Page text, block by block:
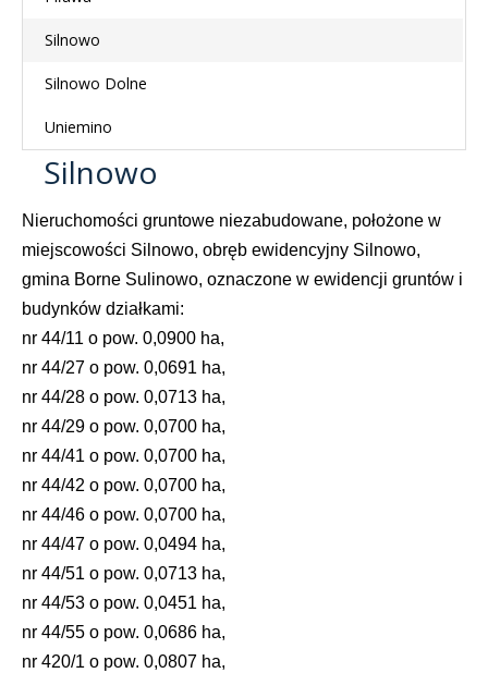
Silnowo
Silnowo Dolne
Uniemino
Silnowo
Nieruchomości gruntowe niezabudowane, położone w
miejscowości Silnowo, obręb ewidencyjny Silnowo,
gmina Borne Sulinowo, oznaczone w ewidencji gruntów i
budynków działkami:
nr 44/11 o pow. 0,0900 ha,
nr 44/27 o pow. 0,0691 ha,
nr 44/28 o pow. 0,0713 ha,
nr 44/29 o pow. 0,0700 ha,
nr 44/41 o pow. 0,0700 ha,
nr 44/42 o pow. 0,0700 ha,
nr 44/46 o pow. 0,0700 ha,
nr 44/47 o pow. 0,0494 ha,
nr 44/51 o pow. 0,0713 ha,
nr 44/53 o pow. 0,0451 ha,
nr 44/55 o pow. 0,0686 ha,
nr 420/1 o pow. 0,0807 ha,